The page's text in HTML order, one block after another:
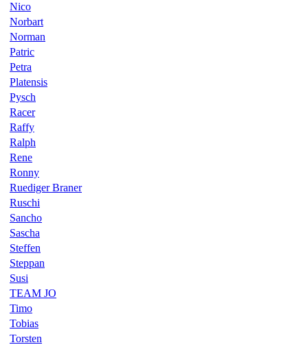
Nico
Norbart
Norman
Patric
Petra
Platensis
Pysch
Racer
Raffy
Ralph
Rene
Ronny
Ruediger Braner
Ruschi
Sancho
Sascha
Steffen
Steppan
Susi
TEAM JO
Timo
Tobias
Torsten